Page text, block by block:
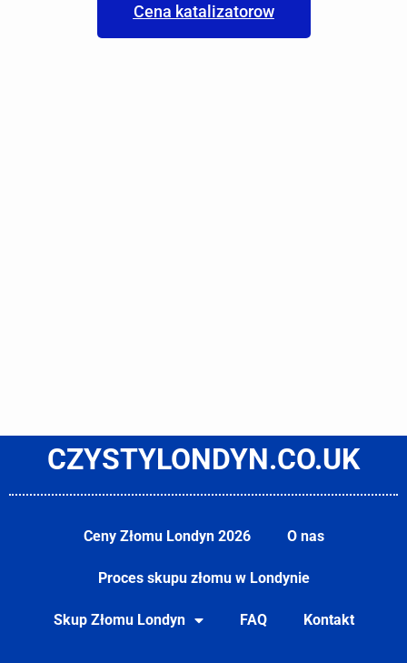
Cena katalizatorow
CZYSTYLONDYN.CO.UK
Ceny Złomu Londyn 2026 O nas
Proces skupu złomu w Londynie
Skup Złomu Londyn FAQ Kontakt